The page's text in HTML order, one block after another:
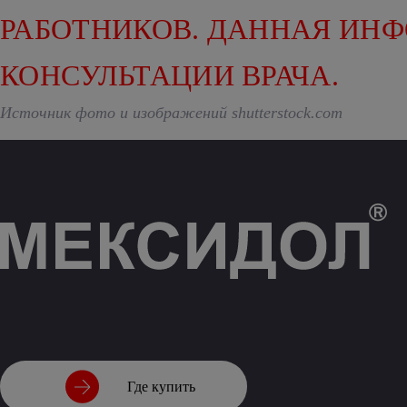
РАБОТНИКОВ. ДАННАЯ
КОНСУЛЬТАЦИИ ВРАЧА.
Источник фото и изображений shutterstock.com
Где купить